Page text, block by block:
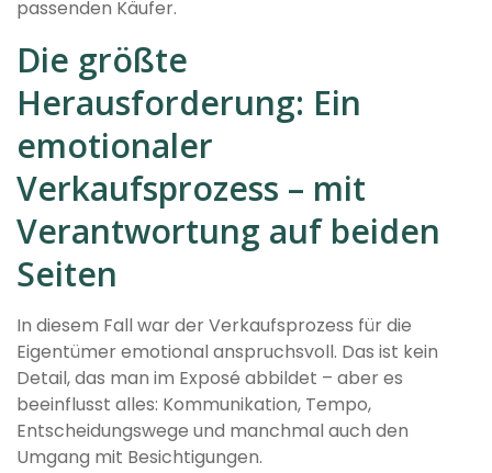
passenden Käufer.
Die größte
Herausforderung: Ein
emotionaler
Verkaufsprozess – mit
Verantwortung auf beiden
Seiten
In diesem Fall war der Verkaufsprozess für die
Eigentümer emotional anspruchsvoll. Das ist kein
Detail, das man im Exposé abbildet – aber es
beeinflusst alles: Kommunikation, Tempo,
Entscheidungswege und manchmal auch den
Umgang mit Besichtigungen.